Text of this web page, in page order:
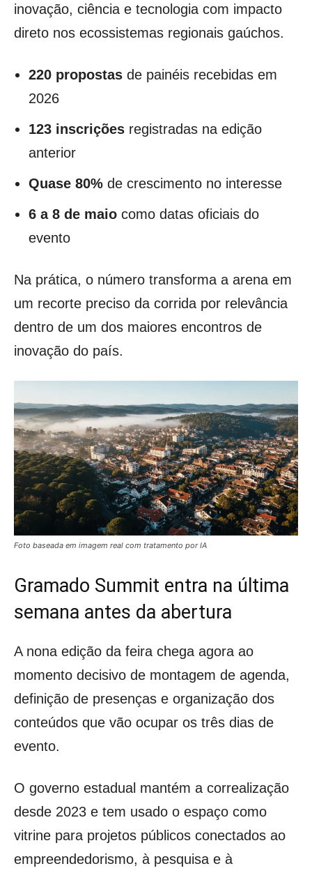
inovação, ciência e tecnologia com impacto
direto nos ecossistemas regionais gaúchos.
220 propostas de painéis recebidas em
2026
123 inscrições registradas na edição
anterior
Quase 80% de crescimento no interesse
6 a 8 de maio como datas oficiais do
evento
Na prática, o número transforma a arena em
um recorte preciso da corrida por relevância
dentro de um dos maiores encontros de
inovação do país.
Foto baseada em imagem real com tratamento por IA
Gramado Summit entra na última
semana antes da abertura
A nona edição da feira chega agora ao
momento decisivo de montagem de agenda,
definição de presenças e organização dos
conteúdos que vão ocupar os três dias de
evento.
O governo estadual mantém a correalização
desde 2023 e tem usado o espaço como
vitrine para projetos públicos conectados ao
empreendedorismo, à pesquisa e à